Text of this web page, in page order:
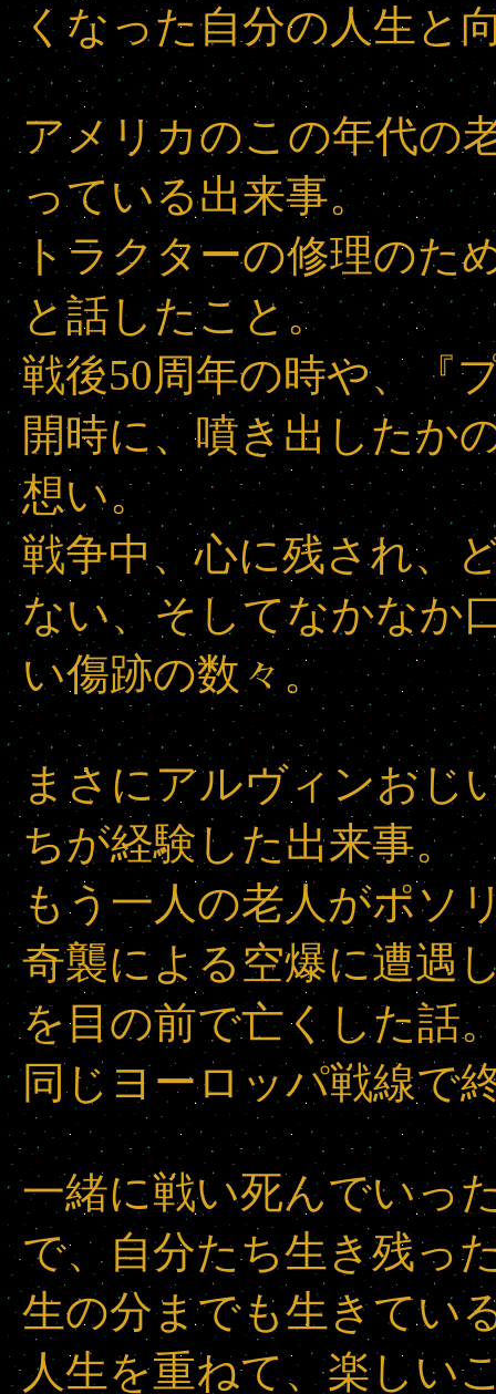
くなった自分の人生と
アメリカのこの年代の
っている出来事。
トラクターの修理のた
と話したこと。
戦後50周年の時や、『
開時に、噴き出したか
想い。
戦争中、心に残され、
ない、そしてなかなか
い傷跡の数々。
まさにアルヴィンおじ
ちが経験した出来事。
もう一人の老人がポソ
奇襲による空爆に遭遇
を目の前で亡くした話
同じヨーロッパ戦線で
一緒に戦い死んでいっ
で、自分たち生き残っ
生の分までも生きてい
人生を重ねて、楽しい